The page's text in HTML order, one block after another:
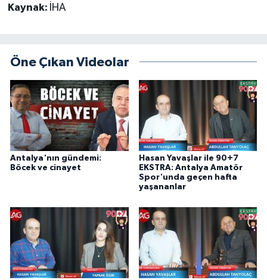
Kaynak: İHA
Öne Çıkan Videolar
Antalya'nın gündemi:
Böcek ve cinayet
Hasan Yavaşlar ile 90+7
EKSTRA: Antalya Amatör
Spor'unda geçen hafta
yaşananlar